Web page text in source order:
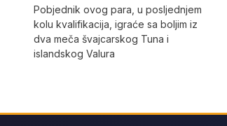
Pobjednik ovog para, u posljednjem
kolu kvalifikacija, igraće sa boljim iz
dva meča švajcarskog Tuna i
islandskog Valura